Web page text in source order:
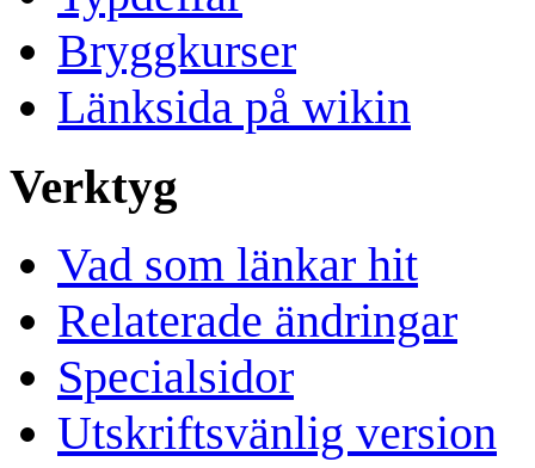
Bryggkurser
Länksida på wikin
Verktyg
Vad som länkar hit
Relaterade ändringar
Specialsidor
Utskriftsvänlig version